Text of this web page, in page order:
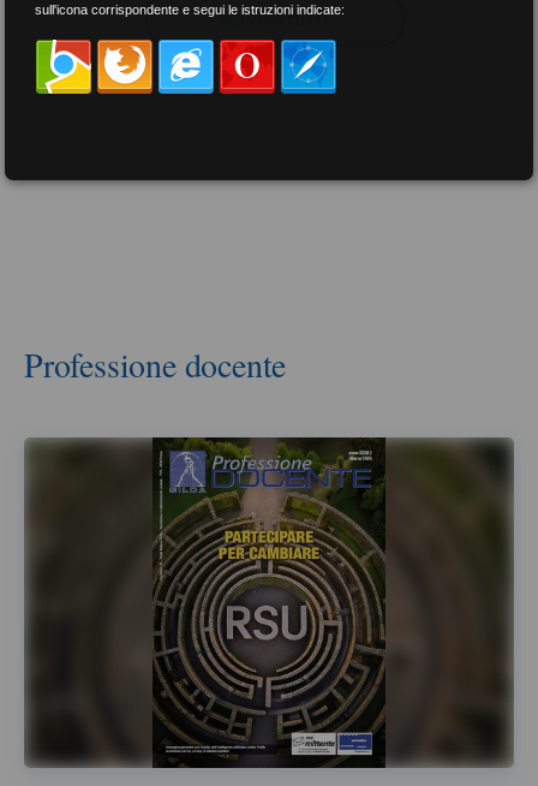
MOSTRA TUTTI
Professione docente
sull'icona corrispondente e segui le istruzioni indicate: